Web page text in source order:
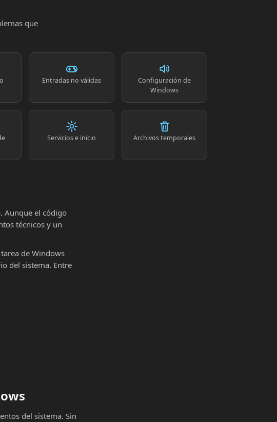
que
Entradas no válidas
Configuración de
Windows
Servicios e inicio Archivos temporales
Aunque el código
técnicos y un
de Windows
del sistema. Entre
del sistema. Sin